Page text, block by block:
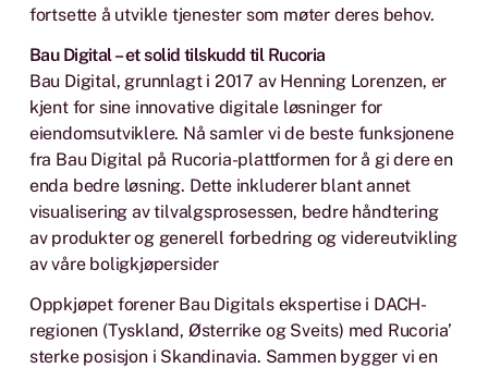
fortsette å utvikle tjenester som møter deres behov.
Bau Digital – et solid tilskudd til Rucoria
Bau Digital, grunnlagt i 2017 av Henning Lorenzen, er
kjent for sine innovative digitale løsninger for
eiendomsutviklere. Nå samler vi de beste funksjonene
fra Bau Digital på Rucoria-plattformen for å gi dere en
enda bedre løsning. Dette inkluderer blant annet
visualisering av tilvalgsprosessen, bedre håndtering
av produkter og generell forbedring og videreutvikling
av våre boligkjøpersider
Oppkjøpet forener Bau Digitals ekspertise i DACH-
regionen (Tyskland, Østerrike og Sveits) med Rucoria’
sterke posisjon i Skandinavia. Sammen bygger vi en